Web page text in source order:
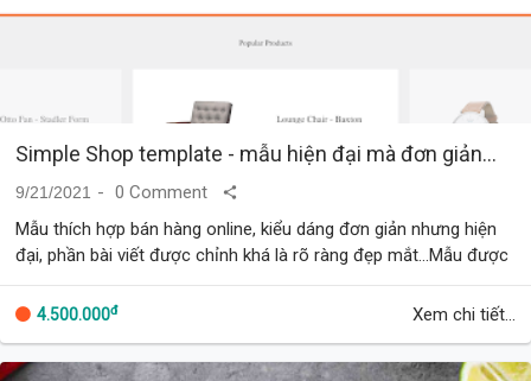
Simple Shop template - mẫu hiện đại mà đơn giản...
9/21/2021
0 Comment
Mẫu thích hợp bán hàng online, kiểu dáng đơn giản nhưng hiện
đại, phần bài viết được chỉnh khá là rõ ràng đẹp mắt...Mẫu được
edit lại bởi Myblogtemps…
4.500.000đ Xem chi tiết...